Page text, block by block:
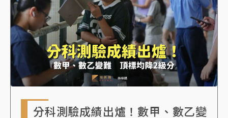
分科測驗成績出爐！數甲、數乙變